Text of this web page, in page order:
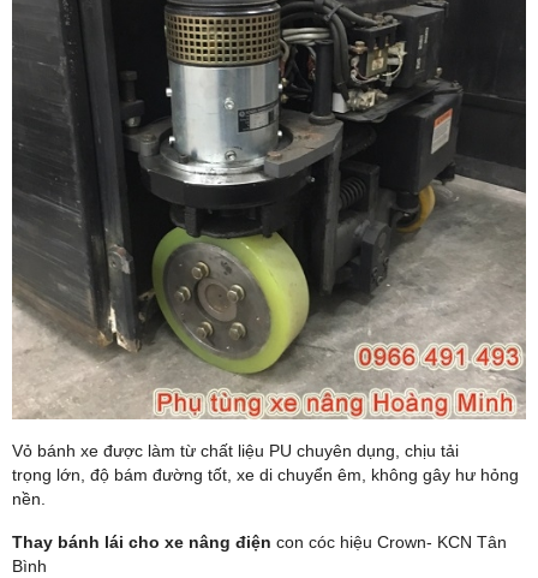
Vỏ bánh xe được làm từ chất liệu PU chuyên dụng, chịu tải
trọng lớn, độ bám đường tốt, xe di chuyển êm, không gây hư hỏng
nền.
Thay bánh lái cho xe nâng điện con cóc hiệu Crown- KCN Tân
Bình